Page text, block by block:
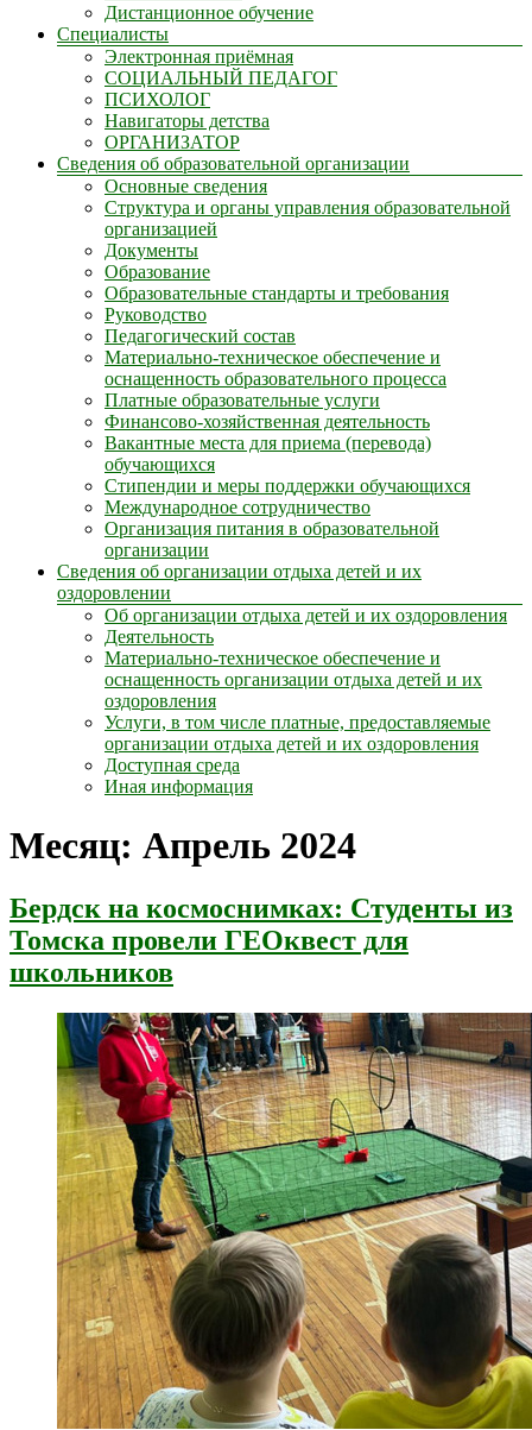
Дистанционное обучение
Специалисты
Электронная приёмная
СОЦИАЛЬНЫЙ ПЕДАГОГ
ПСИХОЛОГ
Навигаторы детства
ОРГАНИЗАТОР
Сведения об образовательной организации
Основные сведения
Структура и органы управления образовательной
организацией
Документы
Образование
Образовательные стандарты и требования
Руководство
Педагогический состав
Материально-техническое обеспечение и
оснащенность образовательного процесса
Платные образовательные услуги
Финансово-хозяйственная деятельность
Вакантные места для приема (перевода)
обучающихся
Стипендии и меры поддержки обучающихся
Международное сотрудничество
Организация питания в образовательной
организации
Сведения об организации отдыха детей и их
оздоровлении
Об организации отдыха детей и их оздоровления
Деятельность
Материально-техническое обеспечение и
оснащенность организации отдыха детей и их
оздоровления
Услуги, в том числе платные, предоставляемые
организации отдыха детей и их оздоровления
Доступная среда
Иная информация
Месяц: Апрель 2024
Бердск на космоснимках: Студенты из
Томска провели ГЕОквест для
школьников